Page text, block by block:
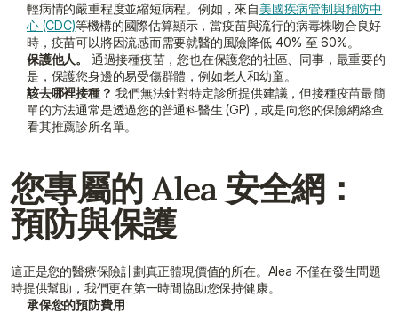
輕病情的嚴重程度並縮短病程。例如，來自美國疾病管制與預防中
心 (CDC)等機構的國際估算顯示，當疫苗與流行的病毒株吻合良好
時，疫苗可以將因流感而需要就醫的風險降低 40% 至 60%。
保護他人。
通過接種疫苗，您也在保護您的社區、同事，最重要的
是，保護您身邊的易受傷群體，例如老人和幼童。
該去哪裡接種？ 我們無法針對特定診所提供建議，但接種疫苗最簡
單的方法通常是透過您的普通科醫生 (GP)，或是向您的保險網絡查
看其推薦診所名單。
您專屬的 Alea 安全網：
預防與保護
這正是您的醫療保險計劃真正體現價值的所在。Alea 不僅在發生問題
時提供幫助，我們更在第一時間協助您保持健康。
承保您的預防費用